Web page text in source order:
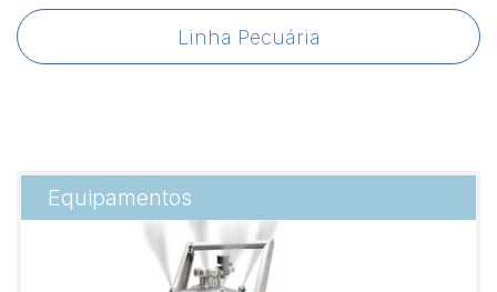
Linha Pecuária
Equipamentos